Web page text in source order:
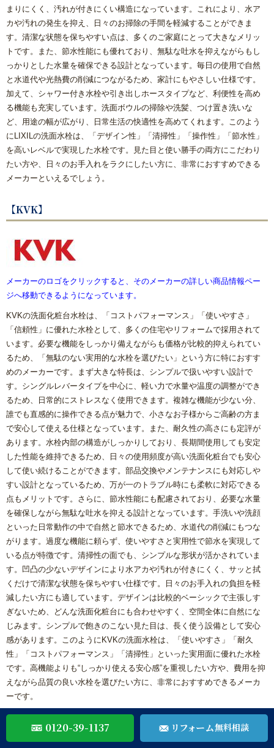
まりにくく、汚れが付きにくい構造になっています。これにより、水ア
カや汚れの発生を抑え、日々のお掃除の手間を軽減することができま
す。清潔な状態を保ちやすい点は、多くのご家庭にとって大きなメリッ
トです。また、節水性能にも優れており、無駄な吐水を抑えながらもし
っかりとした水量を確保できる設計となっています。毎日の使用で自然
と水道代や光熱費の削減につながるため、家計にもやさしい仕様です。
加えて、シャワー付き水栓や引き出しホースタイプなど、利便性を高め
る機能も充実しています。洗面ボウルの掃除や洗髪、つけ置き洗いな
ど、用途の幅が広がり、日常生活の快適性を高めてくれます。このよう
にLIXILの洗面水栓は、「デザイン性」「清掃性」「操作性」「節水性」
を高いレベルで実現した水栓です。見た目と使い勝手の両方にこだわり
たい方や、日々のお手入れをラクにしたい方に、非常におすすめできる
メーカーといえるでしょう。
【KVK】
メーカーのロゴをクリックすると、そのメーカーの詳しい商品情報ペー
ジへ移動できるようになっています。
KVKの洗面化粧台水栓は、「コストパフォーマンス」「使いやすさ」
「信頼性」に優れた水栓として、多くの住宅やリフォームで採用されて
います。必要な機能をしっかり備えながらも価格が比較的抑えられてい
るため、「無駄のない実用的な水栓を選びたい」という方に特におすす
めのメーカーです。まず大きな特長は、シンプルで扱いやすい設計で
す。シングルレバータイプを中心に、軽い力で水量や温度の調整ができ
るため、日常的にストレスなく使用できます。複雑な機能が少ない分、
誰でも直感的に操作できる点が魅力で、小さなお子様からご高齢の方ま
で安心して使える仕様となっています。また、耐久性の高さにも定評が
あります。水栓内部の構造がしっかりしており、長期間使用しても安定
した性能を維持できるため、日々の使用頻度が高い洗面化粧台でも安心
して使い続けることができます。部品交換やメンテナンスにも対応しや
すい設計となっているため、万が一のトラブル時にも柔軟に対応できる
点もメリットです。さらに、節水性能にも配慮されており、必要な水量
を確保しながら無駄な吐水を抑える設計となっています。手洗いや洗顔
といった日常動作の中で自然と節水できるため、水道代の削減にもつな
がります。過度な機能に頼らず、使いやすさと実用性で節水を実現して
いる点が特徴です。清掃性の面でも、シンプルな形状が活かされていま
す。凹凸の少ないデザインにより水アカや汚れが付きにくく、サッと拭
くだけで清潔な状態を保ちやすい仕様です。日々のお手入れの負担を軽
減したい方にも適しています。デザインは比較的ベーシックで主張しす
ぎないため、どんな洗面化粧台にも合わせやすく、空間全体に自然にな
じみます。シンプルで飽きのこない見た目は、長く使う設備として安心
感があります。このようにKVKの洗面水栓は、「使いやすさ」「耐久
性」「コストパフォーマンス」「清掃性」といった実用面に優れた水栓
です。高機能よりも“しっかり使える安心感”を重視したい方や、費用を抑
えながら品質の良い水栓を選びたい方に、非常におすすめできるメーカ
ーです。
トラストホーム福岡の施工事例と対応実績
0120-39-1137 リフォーム無料相談